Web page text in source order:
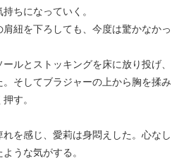
ちになっていく。
紐を下ろしても、今度は驚かなかっ
ルとストッキングを床に放り投げ、
そしてブラジャーの上から胸を揉み
す。
を感じ、愛莉は身悶えした。心なし
うな気がする。